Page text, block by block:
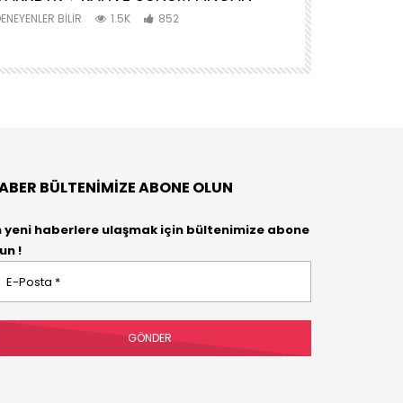
BILIR 1.5K 852
AKTİVİTE
BÜLTENIMIZE ABONE OLUN
yeni haberlere ulaşmak için bültenimize abone
!